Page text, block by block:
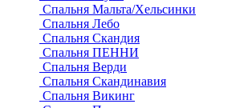
Спальня Мальта/Хельсинки
Спальня Лебо
Спальня Скандия
Спальня ПЕННИ
Спальня Верди
Спальня Скандинавия
Спальня Викинг